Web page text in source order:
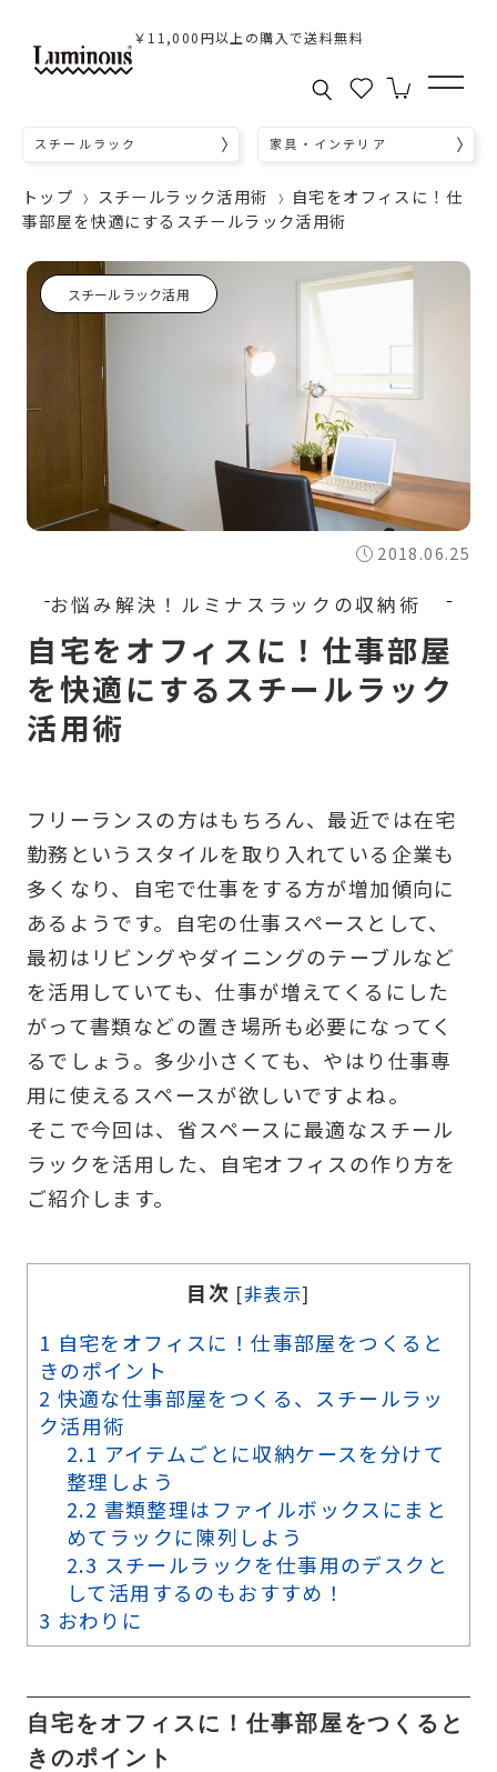
￥11,000円以上の購入で送料無料
スチールラック 家具・インテリア
トップ スチールラック活用術
自宅をオフィスに！仕
事部屋を快適にするスチールラック活用術
スチールラック活用
2018.06.25
自宅をオフィスに！仕事部屋
を快適にするスチールラック
活用術
フリーランスの方はもちろん、最近では在宅
勤務というスタイルを取り入れている企業も
多くなり、自宅で仕事をする方が増加傾向に
あるようです。自宅の仕事スペースとして、
最初はリビングやダイニングのテーブルなど
を活用していても、仕事が増えてくるにした
がって書類などの置き場所も必要になってく
るでしょう。多少小さくても、やはり仕事専
用に使えるスペースが欲しいですよね。
そこで今回は、省スペースに最適なスチール
ラックを活用した、自宅オフィスの作り方を
ご紹介します。
目次 [非表示]
1 自宅をオフィスに！仕事部屋をつくると
きのポイント
2 快適な仕事部屋をつくる、スチールラッ
ク活用術
2.1 アイテムごとに収納ケースを分けて
整理しよう
2.2 書類整理はファイルボックスにまと
めてラックに陳列しよう
2.3 スチールラックを仕事用のデスクと
して活用するのもおすすめ！
3 おわりに
自宅をオフィスに！仕事部屋をつくると
きのポイント